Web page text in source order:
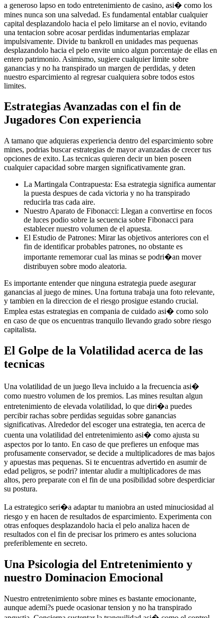
a generoso lapso en todo entretenimiento de casino, asi� como los
mines nunca son una salvedad. Es fundamental entablar cualquier
capital desplazandolo hacia el pelo limitarse an el novio, evitando
una tentacion sobre acosar perdidas indumentarias emplazar
impulsivamente. Divide tu bankroll en unidades mas pequenas
desplazandolo hacia el pelo envite unico algun porcentaje de ellas en
entero patrimonio. Asimismo, sugiere cualquier limite sobre
ganancias y no ha transpirado un margen de perdidas, y deten
nuestro esparcimiento al regresar cualquiera sobre todos estos
limites.
Estrategias Avanzadas con el fin de
Jugadores Con experiencia
A tamano que adquieras experiencia dentro del esparcimiento sobre
mines, podrias buscar estrategias de mayor avanzadas de crecer tus
opciones de exito. Las tecnicas quieren decir un bien poseen
cualquier capacidad sobre margen significativamente gran.
La Martingala Contrapuesta: Esa estrategia significa aumentar
la puesta despues de cada victoria y no ha transpirado
reducirla tras cada aire.
Nuestro Aparato de Fibonacci: Llegan a convertirse en focos
de luces podio sobre la secuencia sobre Fibonacci para
establecer nuestro volumen de el apuesta.
El Estudio de Patrones: Mirar las objetivos anteriores con el
fin de identificar probables patrones, no obstante es
importante rememorar cual las minas se podri�an mover
distribuyen sobre modo aleatoria.
Es importante entender que ninguna estrategia puede asegurar
ganancias al juego de mines. Una fortuna trabaja una foto relevante,
y tambien en la direccion de el riesgo prosigue estando crucial.
Emplea estas estrategias en compania de cuidado asi� como solo
en caso de que os encuentras tranquilo llevando grado sobre riesgo
capitalista.
El Golpe de la Volatilidad acerca de las
tecnicas
Una volatilidad de un juego lleva incluido a la frecuencia asi�
como nuestro volumen de los premios. Las mines resultan algun
entretenimiento de elevada volatilidad, lo que diri�a puedes
percibir rachas sobre perdidas seguidas sobre ganancias
significativas. Alrededor del escoger una estrategia, ten acerca de
cuenta una volatilidad del entretenimiento asi� como ajusta su
aspectos por lo tanto. En caso de que prefieres un enfoque mas
profusamente conservador, se decide a multiplicadores de mas bajos
y apuestas mas pequenas. Si te encuentras advertido en asumir de
edad peligros, se podri? intentar aludir a multiplicadores de mas
altos, pero preparate con el fin de una posibilidad sobre desperdiciar
su postura.
La estrategico seri�a adaptar tu maniobra an usted minuciosidad al
riesgo y en hacen de resultados de esparcimiento. Experimenta con
otras enfoques desplazandolo hacia el pelo analiza hacen de
resultados con el fin de precisar los primero es antes soluciona
preferiblemente en secreto.
Una Psicologia del Entretenimiento y
nuestro Dominacion Emocional
Nuestro entretenimiento sobre mines es bastante emocionante,
aunque ademi?s puede ocasionar tension y no ha transpirado